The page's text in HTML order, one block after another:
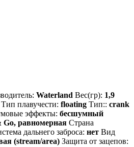
Waterland Вес(гр): 1,9
Тип плавучести: floating Тип:: crank
эффекты: бесшумный
Go, равномерная Страна
дальнего заброса: нет Вид
(stream/area) Защита от зацепов: